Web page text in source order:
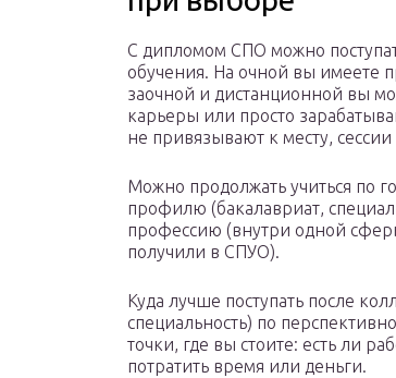
С дипломом СПО можно
обучения. На очной вы имеете
заочной и дистанционной вы
карьеры или просто
не привязывают к месту,
Можно продолжать учиться по
профилю (бакалавриат,
профессию (внутри одной
получили в СПУО).
Куда лучше поступать после
специальность) по
точки, где вы стоите: есть ли
потратить время или деньги.